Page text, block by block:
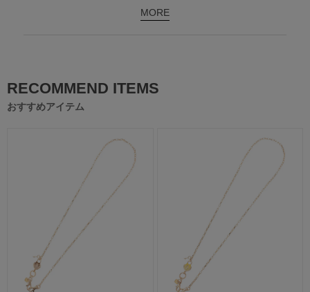
MORE
RECOMMEND ITEMS
おすすめアイテム